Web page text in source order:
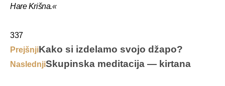
Hare Krišna.«
337
PrejšnjiKako si izdelamo svojo džapo?
NaslednjiSkupinska meditacija — kirtana